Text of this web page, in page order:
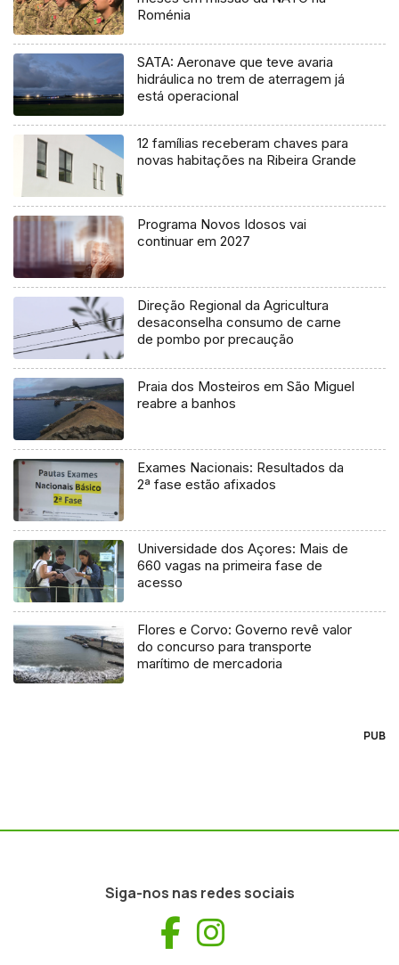
Roménia
SATA: Aeronave que teve avaria
hidráulica no trem de aterragem já
está operacional
12 famílias receberam chaves para
novas habitações na Ribeira Grande
Programa Novos Idosos vai
continuar em 2027
Direção Regional da Agricultura
desaconselha consumo de carne
de pombo por precaução
Praia dos Mosteiros em São Miguel
reabre a banhos
Exames Nacionais: Resultados da
2ª fase estão afixados
Universidade dos Açores: Mais de
660 vagas na primeira fase de
acesso
Flores e Corvo: Governo revê valor
do concurso para transporte
marítimo de mercadoria
PUB
Siga-nos nas redes sociais
Facebook